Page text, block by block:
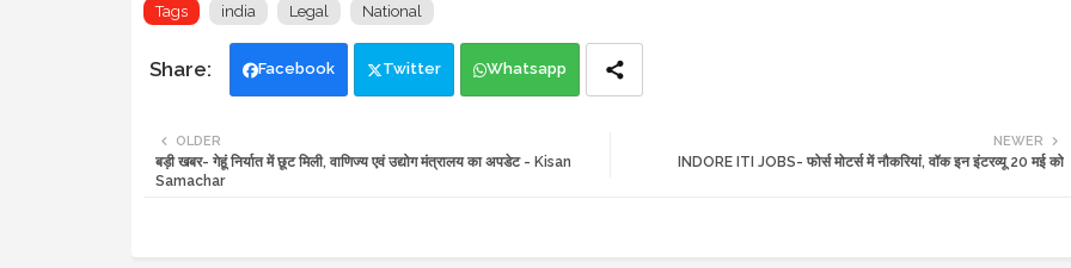
Tags india Legal National
Facebook Twitter Whatsapp
NEWER
INDORE ITI JOBS- फोर्स मोटर्स में नौकरियां, वॉक इन इंटरव्यू 20 मई को
OLDER
बड़ी खबर- गेहूं निर्यात में छूट मिली, वाणिज्‍य एवं उद्योग मंत्रालय का अपडेट - Kisan
Samachar